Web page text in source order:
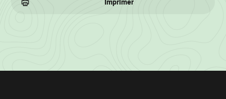
Imprimer
Informations